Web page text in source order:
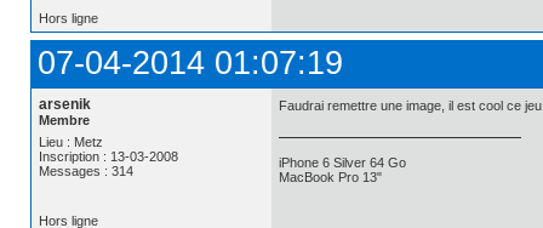
Hors ligne
07-04-2014 01:07:19
arsenik
Membre
Lieu : Metz
Inscription : 13-03-2008
Messages : 314
Faudrai remettre une image, il est cool ce
iPhone 6 Silver 64 Go
MacBook Pro 13"
Hors ligne